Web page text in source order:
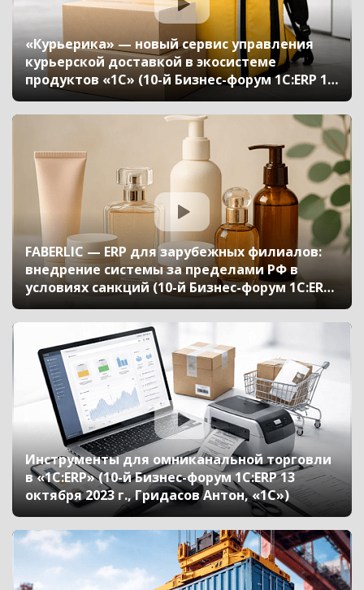
«Курьерика» — новый сервис управления
курьерской доставкой в экосистеме
продуктов «1С» (10-й Бизнес-форум 1С:ERP 13
октября 2023 г., Молоканова Валерия, «1С»)
FABERLIC — ERP для зарубежных филиалов:
внедрение системы за пределами РФ в
условиях санкций (10-й Бизнес-форум 1С:ERP
13 октября 2023 г., Герасимов Константин, АО
«Фаберлик»)
Инструменты для омниканальной торговли
в «1С:ERP» (10-й Бизнес-форум 1С:ERP 13
октября 2023 г., Гридасов Антон, «1С»)